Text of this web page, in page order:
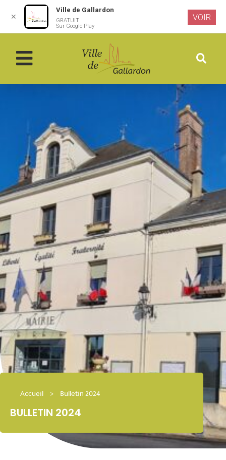
contenu
Accueil > Bulletin 2024
BULLETIN 2024
✕
Ville de Gallardon
GRATUIT
Sur Google Play
VOIR